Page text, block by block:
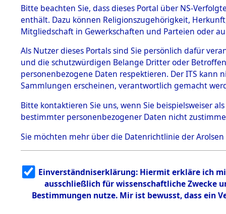
BESTÄNDE
1.
mente
5. Verschiedenes
5.3
Todesmärsche
5.3.1 Alliierte
Erhebungen
zu
Todesmärsch
en
5.3.2
g
5.3.3
Todesmärsch
von
Toter aus
Ort ihrer
0001
Bitte beachten Sie, dass dieses Portal über NS-
enthält. Dazu können Religionszugehörigkeit,
Mitgliedschaft in Gewerkschaften und Parteien oder
Als Nutzer dieses Portals sind Sie persönlich dafür
und die schutzwürdigen Belange Dritter oder
personenbezogene Daten respektieren. Der ITS
Sammlungen erscheinen, verantwortlich gemacht
Bitte kontaktieren Sie uns, wenn Sie beispielsweiser
bestimmter personenbezogener Daten nicht
Sie möchten mehr über die Datenrichtlinie der Arolsen
Einverständniserklärung: Hiermit erkläre ich
ausschließlich für wissenschaftliche Zwecke
Bestimmungen nutze. Mir ist bewusst, dass ein